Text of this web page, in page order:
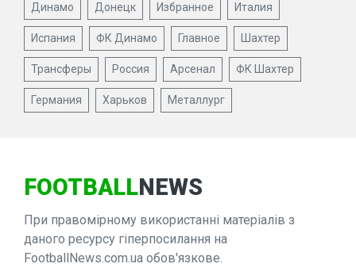
Динамо Донецк Избранное Италия
Испания ФК Динамо Главное Шахтер
Трансферы Россия Арсенал ФК Шахтер
Германия Харьков Металлург
FOOTBALLNEWS
При правомірному використанні матеріалів з
даного ресурсу гіперпосилання на
FootballNews.com.ua обов'язкове.